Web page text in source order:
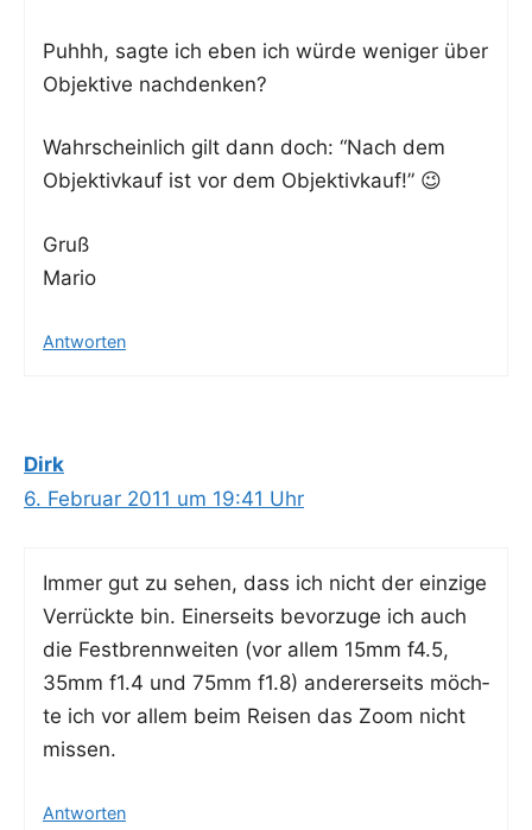
Puhhh, sag­te ich eben ich wür­de weni­ger über
Objek­ti­ve nachdenken?
Wahr­schein­lich gilt dann doch: “Nach dem
Objek­tiv­kauf ist vor dem Objektivkauf!” 😉
Gruß
Mario
Antworten
Dirk
6. Februar 2011 um 19:41 Uhr
Immer gut zu sehen, dass ich nicht der ein­zi­ge
Ver­rück­te bin. Einer­seits bevor­zu­ge ich auch
die Fest­brenn­wei­ten (vor allem 15mm f4.5,
35mm f1.4 und 75mm f1.8) ande­rer­seits möch­
te ich vor allem beim Rei­sen das Zoom nicht
missen.
Antworten